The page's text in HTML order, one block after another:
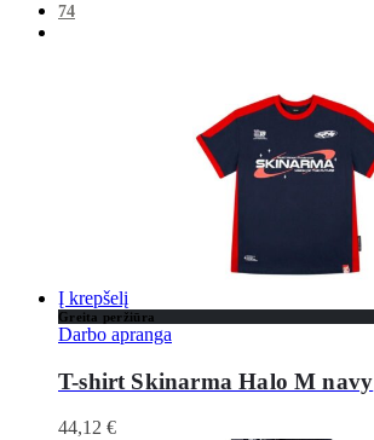
74
Į krepšelį
Greita peržiūra
Darbo apranga
T-shirt Skinarma Halo M navy
44,12 €